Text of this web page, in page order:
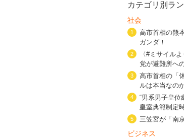
カテゴリ別ラ
社会
1
高市首相の熊
ガンダ！
2
〈#ミサイル
党が避難所へ
3
高市首相の「
ルは本当なの
4
“男系男子皇位
皇室典範制定
5 三笠宮が「南
ビジネス